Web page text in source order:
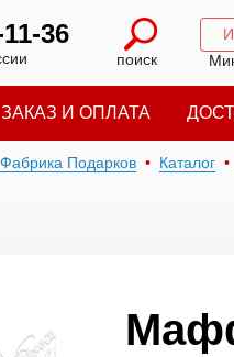
36
поиск
ЗАКАЗ И ОПЛАТА
Подарков Каталог